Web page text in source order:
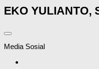
EKO YULIANTO,
Media Sosial